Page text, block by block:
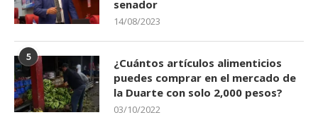
senador
14/08/2023
5
¿Cuántos artículos alimenticios
puedes comprar en el mercado de
la Duarte con solo 2,000 pesos?
03/10/2022